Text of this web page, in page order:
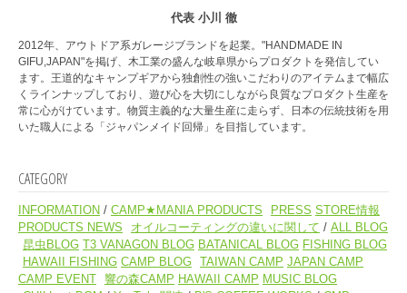
代表 小川 徹
2012年、アウトドア系ガレージブランドを起業。"HANDMADE IN
GIFU,JAPAN"を掲げ、木工業の盛んな岐阜県からプロダクトを発信してい
ます。王道的なキャンプギアから独創性の強いこだわりのアイテムまで幅広
くラインナップしており、遊び心を大切にしながら良質なプロダクト生産を
常に心がけています。物質主義的な大量生産に走らず、日本の伝統技術を用
いた職人による「ジャパンメイド回帰」を目指しています。
CATEGORY
INFORMATION CAMP★MANIA PRODUCTS PRESS STORE情報
PRODUCTS NEWS
オイルコーティングの違いに関して
ALL BLOG
昆虫BLOG T3 VANAGON BLOG BATANICAL BLOG FISHING BLOG
HAWAII FISHING CAMP BLOG TAIWAN CAMP JAPAN CAMP
CAMP EVENT 響の森CAMP HAWAII CAMP MUSIC BLOG